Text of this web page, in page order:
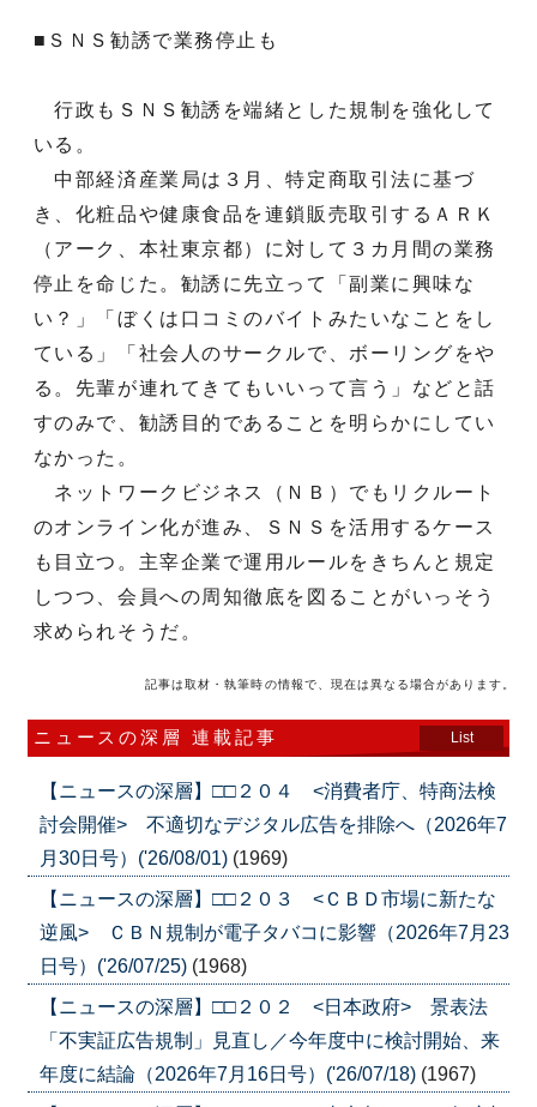
■ＳＮＳ勧誘で業務停止も
行政もＳＮＳ勧誘を端緒とした規制を強化して
いる。
中部経済産業局は３月、特定商取引法に基づ
き、化粧品や健康食品を連鎖販売取引するＡＲＫ
（アーク、本社東京都）に対して３カ月間の業務
停止を命じた。勧誘に先立って「副業に興味な
い？」「ぼくは口コミのバイトみたいなことをし
ている」「社会人のサークルで、ボーリングをや
る。先輩が連れてきてもいいって言う」などと話
すのみで、勧誘目的であることを明らかにしてい
なかった。
ネットワークビジネス（ＮＢ）でもリクルート
のオンライン化が進み、ＳＮＳを活用するケース
も目立つ。主宰企業で運用ルールをきちんと規定
しつつ、会員への周知徹底を図ることがいっそう
求められそうだ。
記事は取材・執筆時の情報で、現在は異なる場合があります。
ニュースの深層 連載記事 List
【ニュースの深層】□□２０４ <消費者庁、特商法検
討会開催> 不適切なデジタル広告を排除へ（2026年7
月30日号）('26/08/01) (1969)
【ニュースの深層】□□２０３ <ＣＢＤ市場に新たな
逆風> ＣＢＮ規制が電子タバコに影響（2026年7月23
日号）('26/07/25) (1968)
【ニュースの深層】□□２０２ <日本政府> 景表法
「不実証広告規制」見直し／今年度中に検討開始、来
年度に結論（2026年7月16日号）('26/07/18) (1967)